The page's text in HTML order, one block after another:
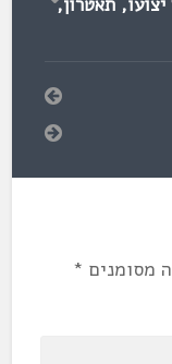
מסומנים *